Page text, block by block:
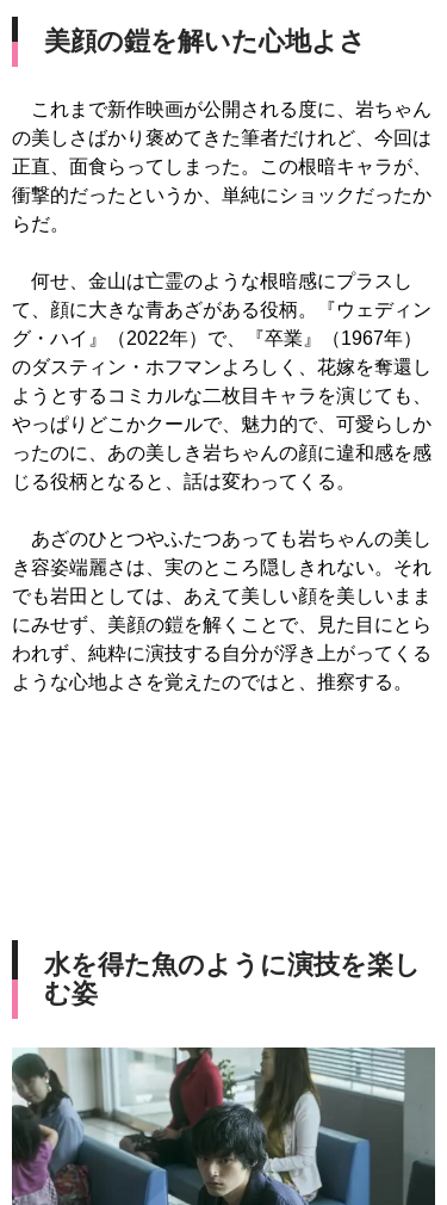
美顔の鎧を解いた心地よさ
これまで新作映画が公開される度に、岩ちゃん
の美しさばかり褒めてきた筆者だけれど、今回は
正直、面食らってしまった。この根暗キャラが、
衝撃的だったというか、単純にショックだったか
らだ。
何せ、金山は亡霊のような根暗感にプラスし
て、顔に大きな青あざがある役柄。『ウェディン
グ・ハイ』（2022年）で、『卒業』（1967年）
のダスティン・ホフマンよろしく、花嫁を奪還し
ようとするコミカルな二枚目キャラを演じても、
やっぱりどこかクールで、魅力的で、可愛らしか
ったのに、あの美しき岩ちゃんの顔に違和感を感
じる役柄となると、話は変わってくる。
あざのひとつやふたつあっても岩ちゃんの美し
き容姿端麗さは、実のところ隠しきれない。それ
でも岩田としては、あえて美しい顔を美しいまま
にみせず、美顔の鎧を解くことで、見た目にとら
われず、純粋に演技する自分が浮き上がってくる
ような心地よさを覚えたのではと、推察する。
水を得た魚のように演技を楽し
む姿